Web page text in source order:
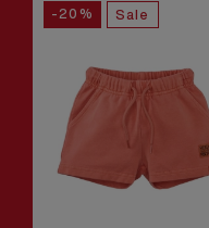
-20% Sale